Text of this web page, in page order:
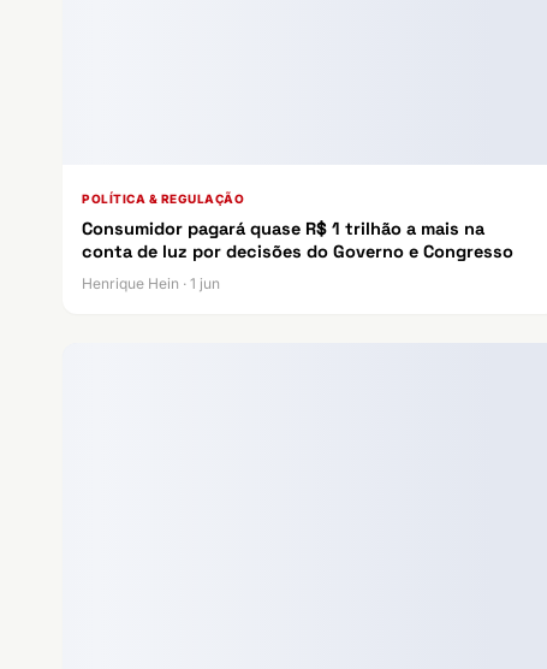
POLÍTICA & REGULAÇÃO
Consumidor pagará quase R$ 1 trilhão a mais na
conta de luz por decisões do Governo e Congresso
Henrique Hein · 1 jun